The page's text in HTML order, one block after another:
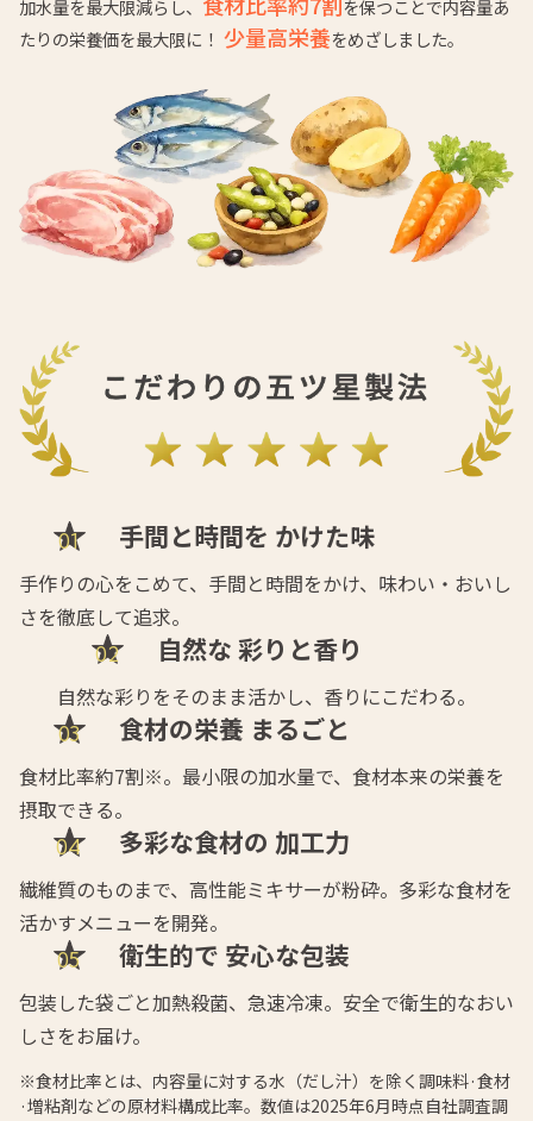
加水量を最大限減らし、
を保つことで内容量あ
たりの栄養価を最大限に！ 少量高栄養をめざしました。
手間と時間を かけた味
手作りの心をこめて、手間と時間をかけ、味わい・おいし
さを徹底して追求。
自然な 彩りと香り
自然な彩りをそのまま活かし、香りにこだわる。
食材の栄養 まるごと
食材比率約7割※。最小限の加水量で、食材本来の栄養を
摂取できる。
多彩な食材の 加工力
繊維質のものまで、高性能ミキサーが粉砕。多彩な食材を
活かすメニューを開発。
衛生的で 安心な包装
包装した袋ごと加熱殺菌、急速冷凍。安全で衛生的なおい
しさをお届け。
※食材比率とは、内容量に対する水（だし汁）を除く調味料·食材
·増粘剤などの原材料構成比率。数値は2025年6月時点自社調査調